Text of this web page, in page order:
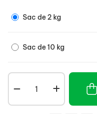
Enrichi en
chiens stérilisés.
Teneur élevée en
le maintien d'une
brillant.
Sac de 2 kg
Sac de 10 kg